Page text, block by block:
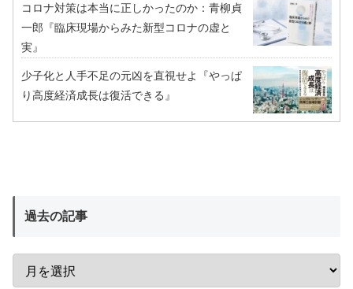
コロナ対策は本当に正しかったのか：青柳貞
一郎『臨床現場からみた新型コロナの虚と
実』
少子化と人手不足の元凶を直視せよ『やっぱ
り高度経済成長は復活できる』
過去の記事